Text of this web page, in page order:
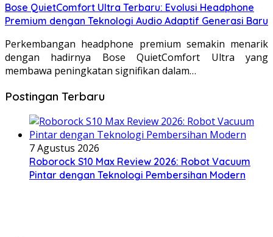
Bose QuietComfort Ultra Terbaru: Evolusi Headphone
Premium dengan Teknologi Audio Adaptif Generasi Baru
Perkembangan headphone premium semakin menarik
dengan hadirnya Bose QuietComfort Ultra yang
membawa peningkatan signifikan dalam…
Postingan Terbaru
7 Agustus 2026
Roborock S10 Max Review 2026: Robot Vacuum
Pintar dengan Teknologi Pembersihan Modern